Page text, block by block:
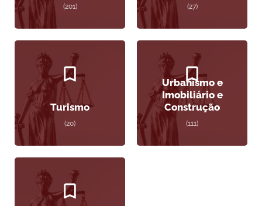
(201) (27)
Turismo
(20)
Urbanismo e
Imobiliário e
Construção
(111)